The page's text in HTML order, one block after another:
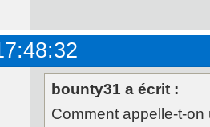
bounty31 a écrit :
Comment appelle-t-